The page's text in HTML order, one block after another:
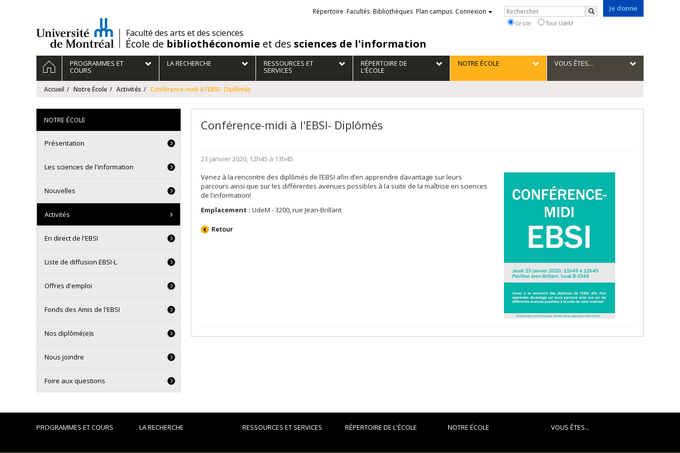
/Faculté des arts et des sciences
École de bibliothéconomie et des sciences de l'information
Je donne
Liens
externes
Répertoire Facultés Bibliothèques Plan campus Connexion Rechercher
Rechercher
Ce site Tout UdeM
Navigation
principale
ACCUEILPROGRAMMES ET
COURS
LA RECHERCHE RESSOURCES ET
SERVICES
RÉPERTOIRE DE
L'ÉCOLE
NOTRE ÉCOLE VOUS ÊTES...
Accueil Notre École Activités Conférence-midi à l'EBSI- Diplômés
Conférence-midi à l'EBSI- Diplômés
23 janvier 2020, 12h45 à 13h45
Venez à la rencontre des diplômés de l’EBSI afin d’en apprendre davantage sur leurs
parcours ainsi que sur les différentes avenues possibles à la suite de la maîtrise en sciences
de l'information!
Emplacement : UdeM - 3200, rue Jean-Brillant
Retour
NOTRE ÉCOLE
Présentation
Les sciences de l'information
Nouvelles
Activités
En direct de l'EBSI
Liste de diffusion EBSI-L
Offres d'emploi
Fonds des Amis de l'EBSI
Nos diplômé(e)s
Nous joindre
Foire aux questions
PROGRAMMES ET COURS LA RECHERCHE RESSOURCES ET SERVICES RÉPERTOIRE DE L'ÉCOLE NOTRE ÉCOLE VOUS ÊTES...